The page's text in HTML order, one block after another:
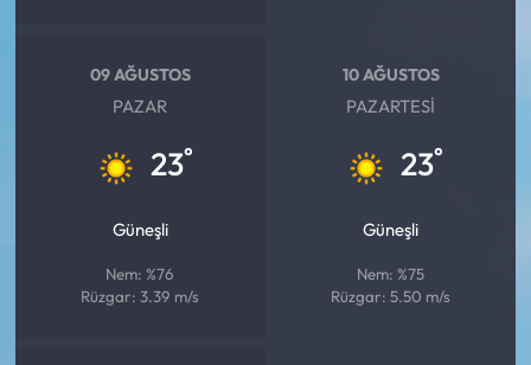
09 AĞUSTOS
PAZAR
23°
Güneşli
Nem: %76
Rüzgar: 3.39 m/s
10 AĞUSTOS
PAZARTESI
23°
Güneşli
Nem: %75
Rüzgar: 5.50 m/s